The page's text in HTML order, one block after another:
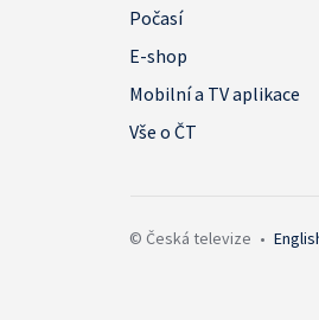
Počasí
E-shop
Mobilní a TV aplikace
Vše o ČT
© Česká televize •